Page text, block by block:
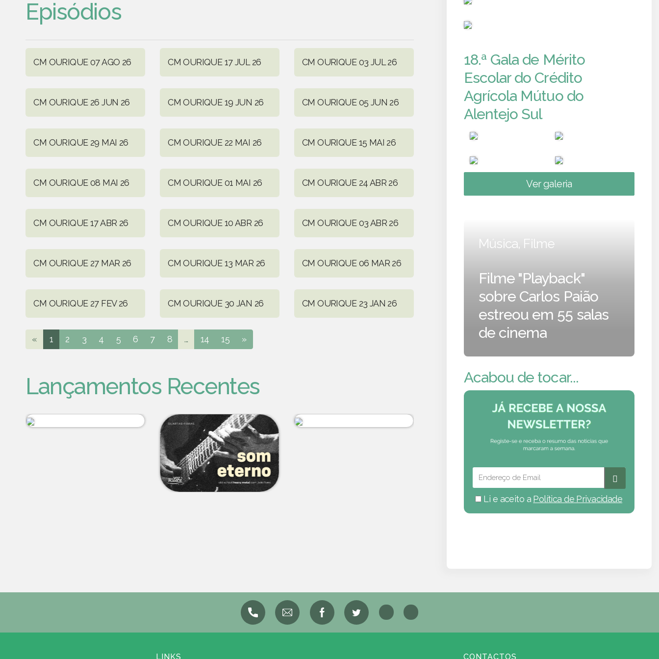
Episódios
CM OURIQUE 07 AGO 26 CM OURIQUE 17 JUL 26 CM OURIQUE 03 JUL 26
CM OURIQUE 26 JUN 26 CM OURIQUE 19 JUN 26 CM OURIQUE 05 JUN 26
CM OURIQUE 29 MAI 26 CM OURIQUE 22 MAI 26 CM OURIQUE 15 MAI 26
CM OURIQUE 08 MAI 26 CM OURIQUE 01 MAI 26 CM OURIQUE 24 ABR 26
CM OURIQUE 17 ABR 26 CM OURIQUE 10 ABR 26 CM OURIQUE 03 ABR 26
CM OURIQUE 27 MAR 26 CM OURIQUE 13 MAR 26 CM OURIQUE 06 MAR 26
CM OURIQUE 27 FEV 26 CM OURIQUE 30 JAN 26 CM OURIQUE 23 JAN 26
« 1 2 3 4 5 6 7 8 ... 14 15 »
Lançamentos Recentes
18.ª Gala de Mérito
Escolar do Crédito
Agrícola Mútuo do
Alentejo Sul
Ver galeria
Música, Filme
Filme "Playback"
sobre Carlos Paião
estreou em 55 salas
de cinema
Acabou de tocar...
Li e aceito a Política de Privacidade
LINKS CONTACTOS